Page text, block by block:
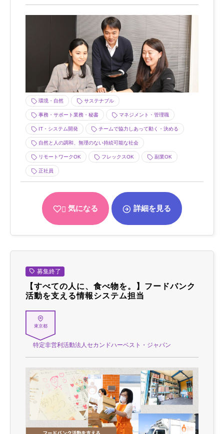
環境・自然 サステナブル
事務・サポート業務・秘書 マネジメント・管理職
IT・システム開発 チームで協力しあって動く・決める
自然と人の調和、無理のない持続可能な社会
リモートワークOK フレックスOK 副業OK
正社員
気になる 詳細を見る
募集終了
【すべての人に、食べ物を。】フードバンク
活動を支える情報システム担当
東京都
特定非営利活動法人セカンドハーベスト・ジャパン